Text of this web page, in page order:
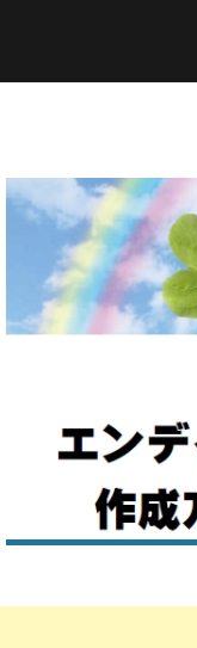
やす
さと
便利
さを
考え
たエ
ンデ
のＰ
ＤＦ
を無
料で
プレ
中！